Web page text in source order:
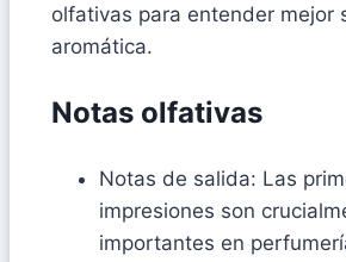
olfativas para entender mejor
aromática.
Notas olfativas
Notas de salida: Las
impresiones son
importantes en